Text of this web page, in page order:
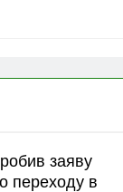
заяву
переходу в